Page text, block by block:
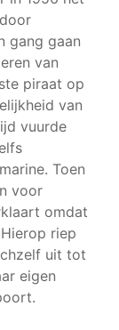
gang gaan
van
piraat op
van
vuurde
Toen
voor
omdat
riep
uit tot
eigen